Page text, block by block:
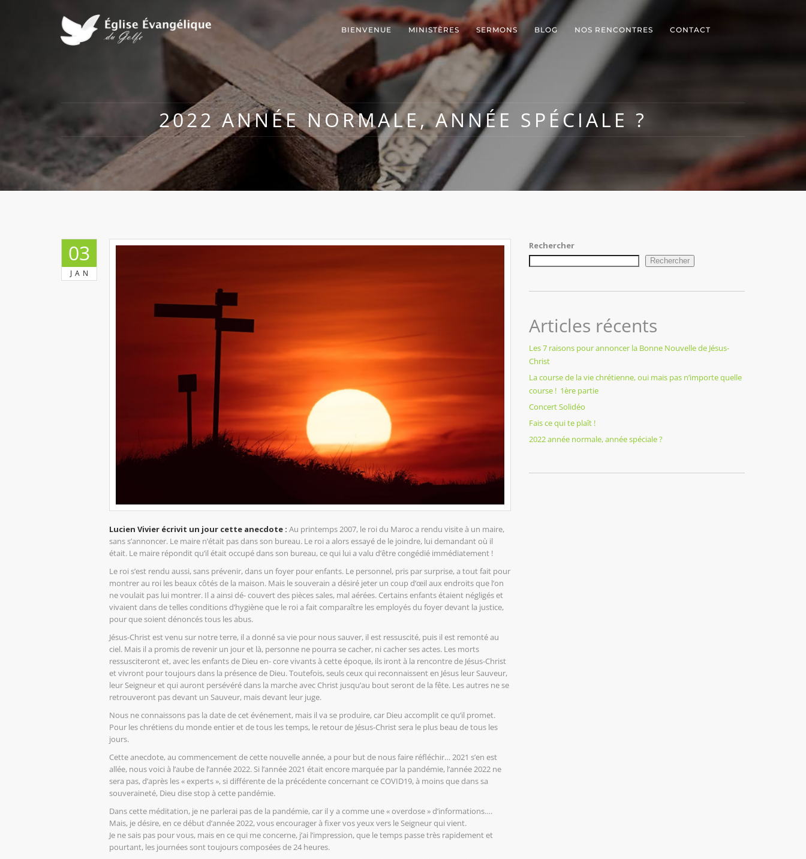
BIENVENUE MINISTÈRES SERMONS BLOG NOS RENCONTRES CONTACT
2022 ANNÉE NORMALE, ANNÉE SPÉCIALE ?
03
JAN
Lucien Vivier écrivit un jour cette anecdote : Au printemps 2007, le roi du Maroc a rendu visite à un maire,
sans s’annoncer. Le maire n’était pas dans son bureau. Le roi a alors essayé de le joindre, lui demandant où il
était. Le maire répondit qu’il était occupé dans son bureau, ce qui lui a valu d’être congédié immédiatement !
Le roi s’est rendu aussi, sans prévenir, dans un foyer pour enfants. Le personnel, pris par surprise, a tout fait pour
montrer au roi les beaux côtés de la maison. Mais le souverain a désiré jeter un coup d’œil aux endroits que l’on
ne voulait pas lui montrer. Il a ainsi dé- couvert des pièces sales, mal aérées. Certains enfants étaient négligés et
vivaient dans de telles conditions d’hygiène que le roi a fait comparaître les employés du foyer devant la justice,
pour que soient dénoncés tous les abus.
Jésus-Christ est venu sur notre terre, il a donné sa vie pour nous sauver, il est ressuscité, puis il est remonté au
ciel. Mais il a promis de revenir un jour et là, personne ne pourra se cacher, ni cacher ses actes. Les morts
ressusciteront et, avec les enfants de Dieu en- core vivants à cette époque, ils iront à la rencontre de Jésus-Christ
et vivront pour toujours dans la présence de Dieu. Toutefois, seuls ceux qui reconnaissent en Jésus leur Sauveur,
leur Seigneur et qui auront persévéré dans la marche avec Christ jusqu’au bout seront de la fête. Les autres ne se
retrouveront pas devant un Sauveur, mais devant leur juge.
Nous ne connaissons pas la date de cet événement, mais il va se produire, car Dieu accomplit ce qu’il promet.
Pour les chrétiens du monde entier et de tous les temps, le retour de Jésus-Christ sera le plus beau de tous les
jours.
Cette anecdote, au commencement de cette nouvelle année, a pour but de nous faire réfléchir… 2021 s’en est
allée, nous voici à l’aube de l’année 2022. Si l’année 2021 était encore marquée par la pandémie, l’année 2022 ne
sera pas, d’après les « experts », si différente de la précédente concernant ce COVID19, à moins que dans sa
souveraineté, Dieu dise stop à cette pandémie.
Dans cette méditation, je ne parlerai pas de la pandémie, car il y a comme une « overdose » d’informations….
Mais, je désire, en ce début d’année 2022, vous encourager à fixer vos yeux vers le Seigneur qui vient.
Je ne sais pas pour vous, mais en ce qui me concerne, j’ai l’impression, que le temps passe très rapidement et
pourtant, les journées sont toujours composées de 24 heures.
Rechercher
Rechercher
Articles récents
Les 7 raisons pour annoncer la Bonne Nouvelle de Jésus-
Christ
La course de la vie chrétienne, oui mais pas n’importe quelle
course ! 1ère partie
Concert Solidéo
Fais ce qui te plaît !
2022 année normale, année spéciale ?